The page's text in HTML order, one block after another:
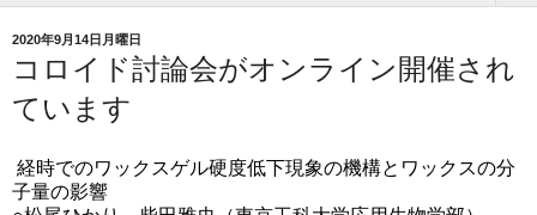
2020年9月14日月曜日
コロイド討論会がオンライン開催され
ています
経時でのワックスゲル硬度低下現象の機構とワックスの分
子量の影響